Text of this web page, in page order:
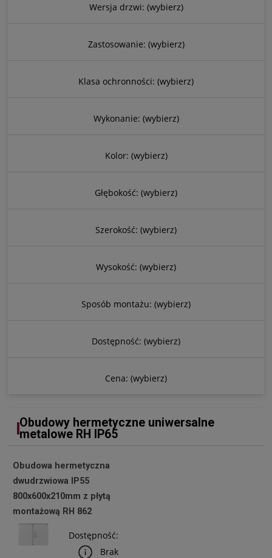
Wersja drzwi: (wybierz)
Zastosowanie: (wybierz)
Klasa ochronności: (wybierz)
Wykonanie: (wybierz)
Kolor: (wybierz)
Głębokość: (wybierz)
Szerokość: (wybierz)
Wysokość: (wybierz)
Sposób montażu: (wybierz)
Dostępność: (wybierz)
Cena: (wybierz)
Obudowy hermetyczne uniwersalne
metalowe RH IP65
Obudowa hermetyczna
dwudrzwiowa IP55
800x600x210mm z płytą
montażową RH 862
Dostępność:
Brak